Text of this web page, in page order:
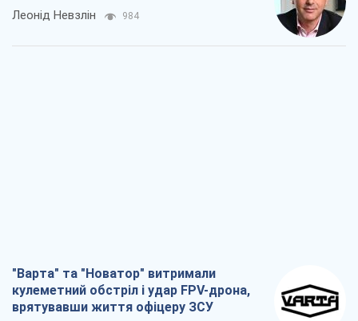
Леонід Невзлін 984
"Варта" та "Новатор" витримали
кулеметний обстріл і удар FPV-дрона,
врятувавши життя офіцеру ЗСУ